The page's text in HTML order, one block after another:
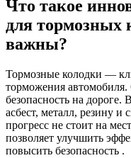
Что такое
для тормозных
важны?
Тормозные колодки —
торможения автомобиля.
безопасность на
асбест, металл, резину
прогресс не стоит на
позволяет улучшить
повысить безопасность .